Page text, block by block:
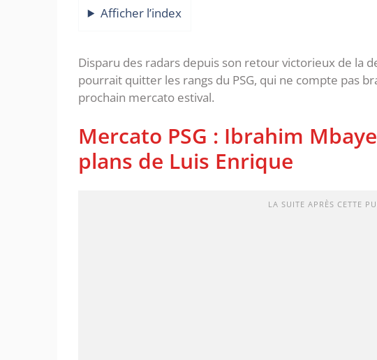
Afficher l’index
Disparu des radars depuis son retour victorieux de la
pourrait quitter les rangs du PSG, qui ne compte pas
prochain mercato estival.
Mercato PSG : Ibrahim
plans de Luis Enrique
LA SUITE APRÈS CETTE